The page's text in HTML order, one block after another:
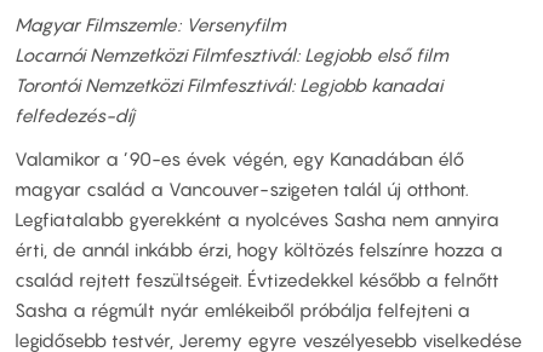
Magyar Filmszemle: Versenyfilm
Locarnói Nemzetközi Filmfesztivál: Legjobb első film
Torontói Nemzetközi Filmfesztivál: Legjobb kanadai
felfedezés-díj
Valamikor a ’90-es évek végén, egy Kanadában élő
magyar család a Vancouver-szigeten talál új otthont.
Legfiatalabb gyerekként a nyolcéves Sasha nem annyira
érti, de annál inkább érzi, hogy költözés felszínre hozza a
család rejtett feszültségeit. Évtizedekkel később a felnőtt
Sasha a régmúlt nyár emlékeiből próbálja felfejteni a
legidősebb testvér, Jeremy egyre veszélyesebb viselkedése